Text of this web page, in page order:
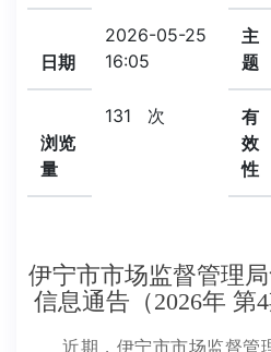
日期
2026-05-25
16:05
主
题
浏览
量
131 次
有
效
性
伊宁市市场监督管理
信息通告（2026年 第
近期，伊宁市市场监督管